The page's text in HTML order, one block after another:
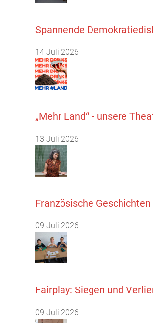
Spannende
14 Juli 2026
„Mehr Land“ - unsere
13 Juli 2026
Französische
09 Juli 2026
Fairplay: Siegen und
09 Juli 2026